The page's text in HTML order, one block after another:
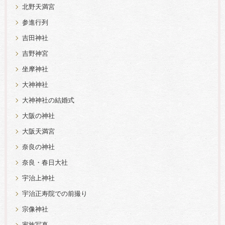
北野天満宮
参進行列
吉田神社
吉野神宮
坐摩神社
大神神社
大神神社の結婚式
大阪の神社
大阪天満宮
奈良の神社
奈良・春日大社
宇治上神社
宇治正寿院での前撮り
宗像神社